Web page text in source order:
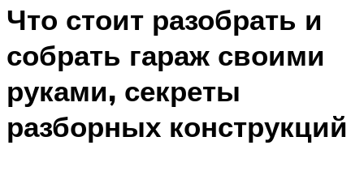
Что стоит разобрать и
собрать гараж своими
руками, секреты
разборных конструкций